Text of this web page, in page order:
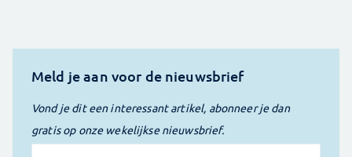
Meld je aan voor de nieuwsbrief
Vond je dit een interessant artikel, abonneer je dan
gratis op onze wekelijkse nieuwsbrief.